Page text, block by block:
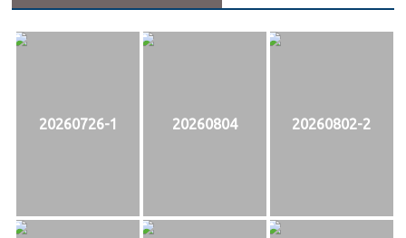
20260726-1 20260804 20260802-2